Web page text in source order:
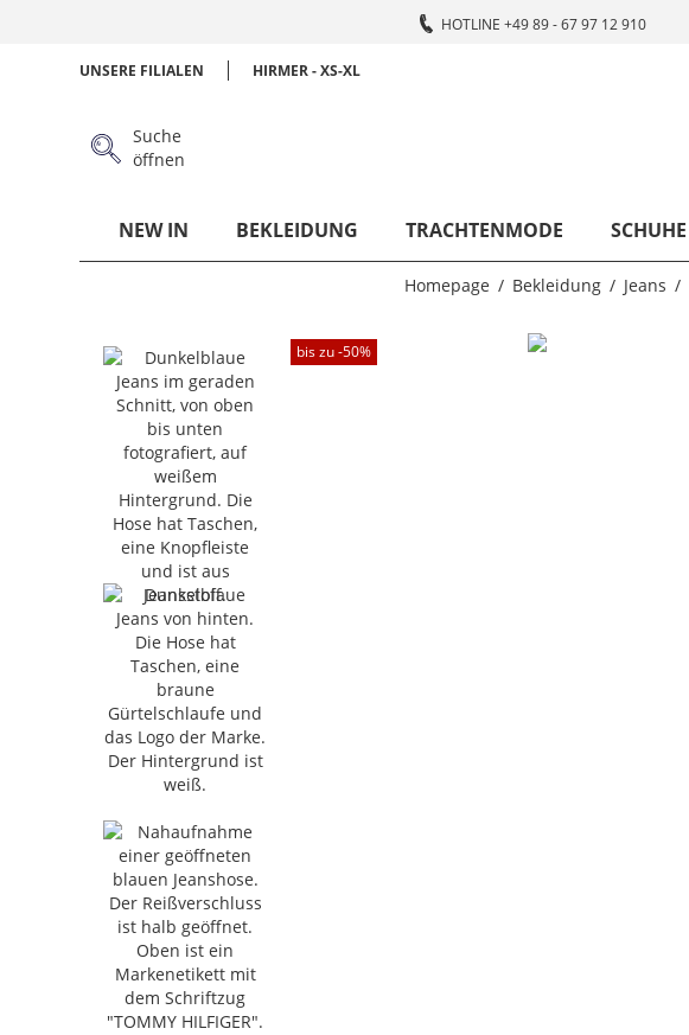
HOTLINE +49 89 - 67 97 12 910
UNSERE FILIALEN HIRMER - XS-XL
Suche
öffnen
NEW IN BEKLEIDUNG TRACHTENMODE SCHUHE
Homepage Bekleidung Jeans
bis zu -50%